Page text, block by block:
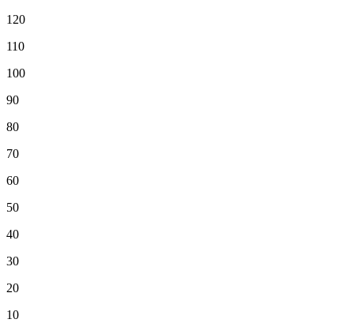
120
110
100
90
80
70
60
50
40
30
20
10